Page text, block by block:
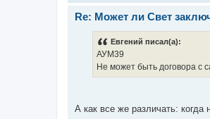
Re: Может ли Свет
Евгений писал(а):
АУМ39
Не может быть договора с
А как все же различать: когда